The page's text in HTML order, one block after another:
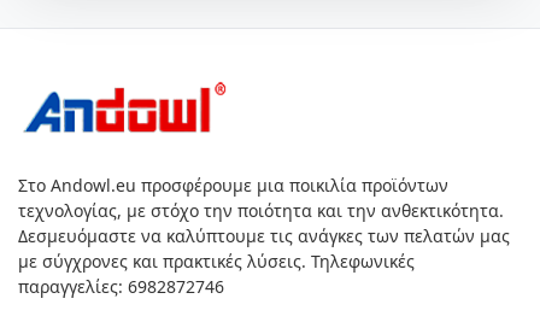
Στο Andowl.eu προσφέρουμε μια ποικιλία προϊόντων
τεχνολογίας, με στόχο την ποιότητα και την ανθεκτικότητα.
Δεσμευόμαστε να καλύπτουμε τις ανάγκες των πελατών μας
με σύγχρονες και πρακτικές λύσεις. Τηλεφωνικές
παραγγελίες: 6982872746